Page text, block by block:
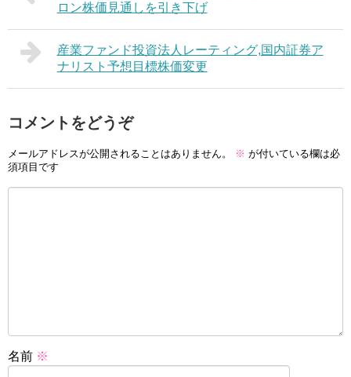
ロン株価見通しを引き下げ
産業ファンド投資法人レーティング,国内証券ア
ナリスト予想目標株価変更
コメントをどうぞ
メールアドレスが公開されることはありません。 ※ が付いている欄は必
須項目です
名前 ※